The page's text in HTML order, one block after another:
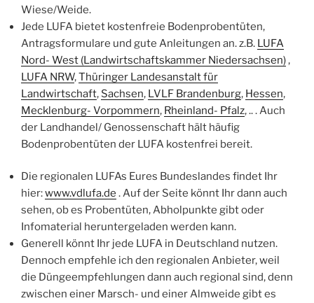
Wiese/Weide.
Jede LUFA bietet kostenfreie Bodenprobentüten,
Antragsformulare und gute Anleitungen an. z.B. LUFA
Nord- West (Landwirtschaftskammer Niedersachsen),
LUFA NRW,Thüringer Landesanstalt für
Landwirtschaft, Sachsen, LVLF Brandenburg, Hessen,
Mecklenburg- Vorpommern, Rheinland- Pfalz, .. . Auch
der Landhandel/ Genossenschaft hält häufig
Bodenprobentüten der LUFA kostenfrei bereit.
Die regionalen LUFAs Eures Bundeslandes findet Ihr
hier:www.vdlufa.de . Auf der Seite könnt Ihr dann auch
sehen, ob es Probentüten, Abholpunkte gibt oder
Infomaterial heruntergeladen werden kann.
Generell könnt Ihr jede LUFA in Deutschland nutzen.
Dennoch empfehle ich den regionalen Anbieter, weil
die Düngeempfehlungen dann auch regional sind, denn
zwischen einer Marsch- und einer Almweide gibt es